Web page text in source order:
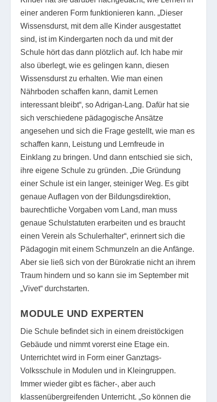
einer anderen Form funktionieren kann. „Dieser
Wissensdurst, mit dem alle Kinder ausgestattet
sind, ist im Kindergarten noch da und mit der
Schule hört das dann plötzlich auf. Ich habe mir
also überlegt, wie es gelingen kann, diesen
Wissensdurst zu erhalten. Wie man einen
Nährboden schaffen kann, damit Lernen
interessant bleibt“, so Adrigan-Lang. Dafür hat sie
sich verschiedene pädagogische Ansätze
angesehen und sich die Frage gestellt, wie man es
schaffen kann, Leistung und Lernfreude in
Einklang zu bringen. Und dann entschied sie sich,
ihre eigene Schule zu gründen. „Die Gründung
einer Schule ist ein langer, steiniger Weg. Es gibt
genaue Auflagen von der Bildungsdirektion,
baurechtliche Vorgaben vom Land, man muss
genaue Schulstatuten erarbeiten und es braucht
einen Verein als Schulerhalter“, erinnert sich die
Pädagogin mit einem Schmunzeln an die Anfänge.
Aber sie ließ sich von der Bürokratie nicht an ihrem
Traum hindern und so kann sie im September mit
„Vivet“ durchstarten.
MODULE UND EXPERTEN
Die Schule befindet sich in einem dreistöckigen
Gebäude und nimmt vorerst eine Etage ein.
Unterrichtet wird in Form einer Ganztags-
Volksschule in Modulen und in Kleingruppen.
Immer wieder gibt es fächer-, aber auch
klassenübergreifenden Unterricht. „So können die